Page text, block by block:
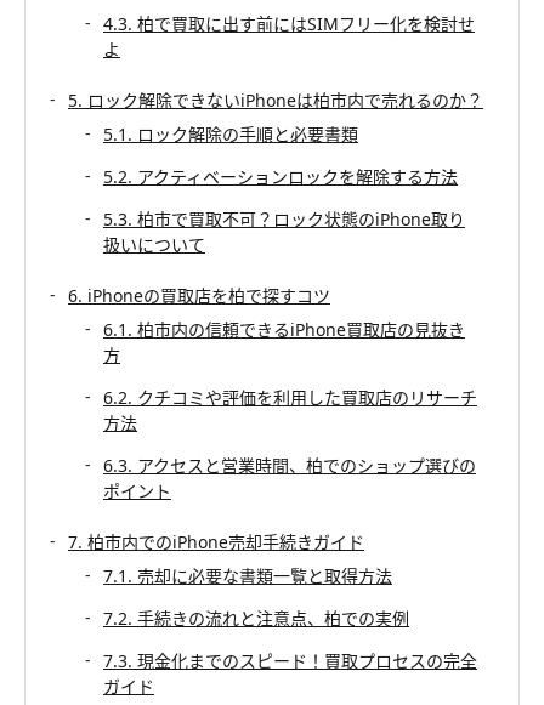
4.3. 柏で買取に出す前にはSIMフリー化を検討せ
よ
5. ロック解除できないiPhoneは柏市内で売れるのか？
5.1. ロック解除の手順と必要書類
5.2. アクティベーションロックを解除する方法
5.3. 柏市で買取不可？ロック状態のiPhone取り
扱いについて
6. iPhoneの買取店を柏で探すコツ
6.1. 柏市内の信頼できるiPhone買取店の見抜き
方
6.2. クチコミや評価を利用した買取店のリサーチ
方法
6.3. アクセスと営業時間、柏でのショップ選びの
ポイント
7. 柏市内でのiPhone売却手続きガイド
7.1. 売却に必要な書類一覧と取得方法
7.2. 手続きの流れと注意点、柏での実例
7.3. 現金化までのスピード！買取プロセスの完全
ガイド